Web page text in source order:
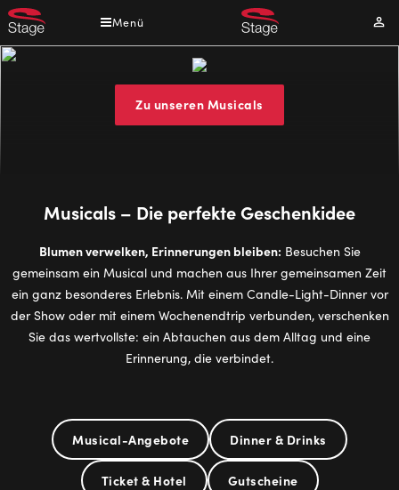
Direkt
zum
Inhalt
Menü
Musicals
sind
das
Zu unseren Musicals
Musicals – Die perfekte Geschenkidee
Blumen verwelken, Erinnerungen bleiben: Besuchen Sie
gemeinsam ein Musical und machen aus Ihrer gemeinsamen Zeit
ein ganz besonderes Erlebnis. Mit einem Candle-Light-Dinner vor
der Show oder mit einem Wochenendtrip verbunden, verschenken
Sie das wertvollste: ein Abtauchen aus dem Alltag und eine
Erinnerung, die verbindet.
Musical-Angebote Dinner & Drinks
Ticket & Hotel Gutscheine